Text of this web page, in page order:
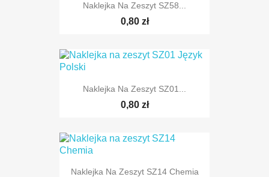
Naklejka Na Zeszyt SZ58...
0,80 zł
Naklejka Na Zeszyt SZ01...
0,80 zł
Naklejka Na Zeszyt SZ14 Chemia